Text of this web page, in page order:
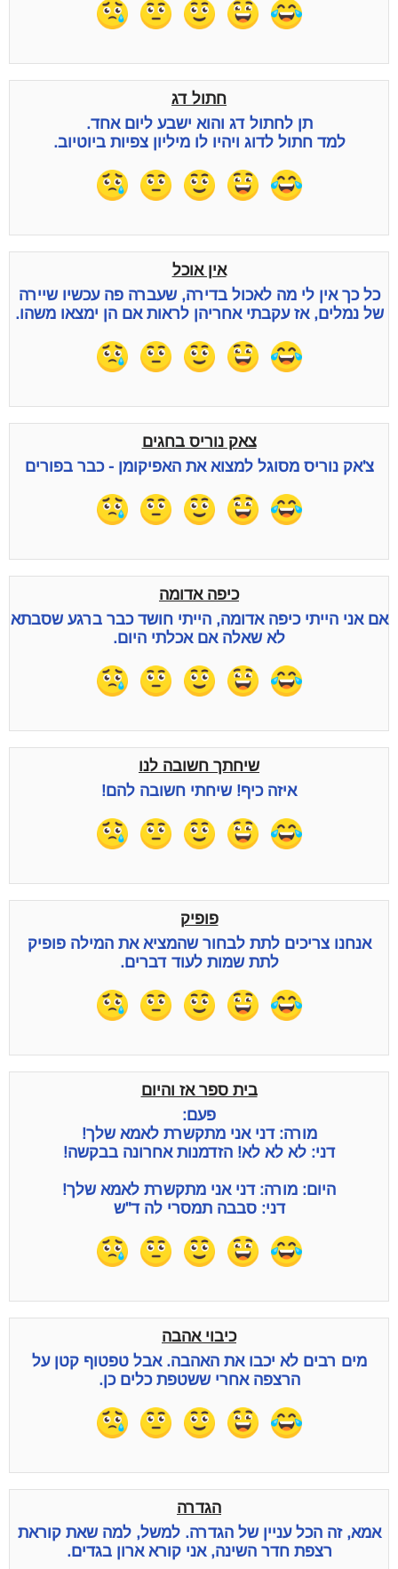
חתול דג
תן לחתול דג והוא ישבע ליום אחד.
למד חתול לדוג ויהיו לו מיליון צפיות ביוטיוב.
אין אוכל
כל כך אין לי מה לאכול בדירה, שעברה פה עכשיו שיירה
של נמלים, אז עקבתי אחריהן לראות אם הן ימצאו משהו.
צאק נוריס בחגים
צ'אק נוריס מסוגל למצוא את האפיקומן - כבר בפורים
כיפה אדומה
אם אני הייתי כיפה אדומה, הייתי חושד כבר ברגע שסבתא
לא שאלה אם אכלתי היום.
שיחתך חשובה לנו
איזה כיף! שיחתי חשובה להם!
פופיק
אנחנו צריכים לתת לבחור שהמציא את המילה פופיק
לתת שמות לעוד דברים.
בית ספר אז והיום
פעם:
מורה: דני אני מתקשרת לאמא שלך!
דני: לא לא לא! הזדמנות אחרונה בבקשה!
היום: מורה: דני אני מתקשרת לאמא שלך!
דני: סבבה תמסרי לה ד"ש
כיבוי אהבה
מים רבים לא יכבו את האהבה. אבל טפטוף קטן על
הרצפה אחרי ששטפת כלים כן.
הגדרה
אמא, זה הכל עניין של הגדרה. למשל, למה שאת קוראת
רצפת חדר השינה, אני קורא ארון בגדים.